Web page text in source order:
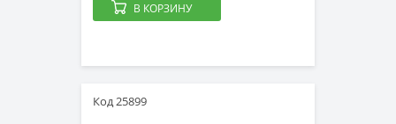
В КОРЗИНУ
Код 25899